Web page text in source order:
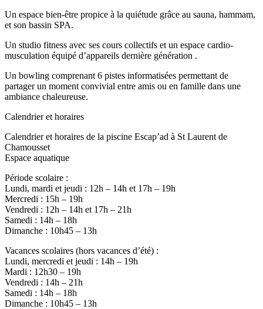
Un espace bien-être propice à la quiétude grâce au sauna, hammam,
et son bassin SPA.
Un studio fitness avec ses cours collectifs et un espace cardio-
musculation équipé d’appareils dernière génération .
Un bowling comprenant 6 pistes informatisées permettant de
partager un moment convivial entre amis ou en famille dans une
ambiance chaleureuse.
Calendrier et horaires
Calendrier et horaires de la piscine Escap’ad à St Laurent de
Chamousset
Espace aquatique
Période scolaire :
Lundi, mardi et jeudi : 12h – 14h et 17h – 19h
Mercredi : 15h – 19h
Vendredi : 12h – 14h et 17h – 21h
Samedi : 14h – 18h
Dimanche : 10h45 – 13h
Vacances scolaires (hors vacances d’été) :
Lundi, mercredi et jeudi : 14h – 19h
Mardi : 12h30 – 19h
Vendredi : 14h – 21h
Samedi : 14h – 18h
Dimanche : 10h45 – 13h